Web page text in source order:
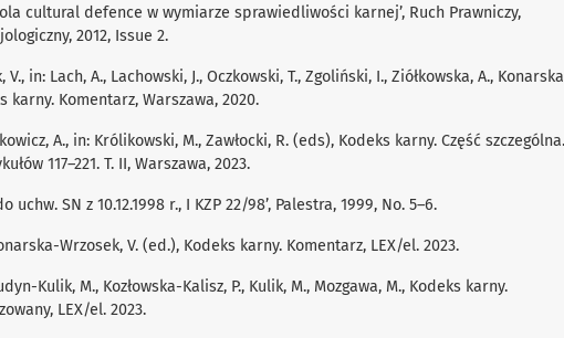
cultural defence w wymiarze sprawiedliwości karnej’, Ruch Prawniczy,
2012, Issue 2.
in: Lach, A., Lachowski, J., Oczkowski, T., Zgoliński, I., Ziółkowska, A.,
karny. Komentarz, Warszawa, 2020.
A., in: Królikowski, M., Zawłocki, R. (eds), Kodeks karny. Część szczególna.
117–221. T. II, Warszawa, 2023.
uchw. SN z 10.12.1998 r., I KZP 22/98’, Palestra, 1999, No. 5–6.
Wrzosek, V. (ed.), Kodeks karny. Komentarz, LEX/el. 2023.
Kulik, M., Kozłowska-Kalisz, P., Kulik, M., Mozgawa, M., Kodeks karny.
LEX/el. 2023.